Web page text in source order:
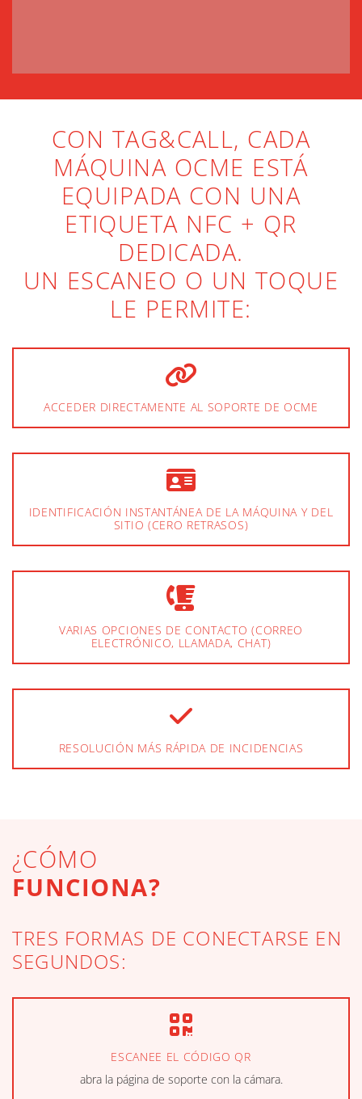
CON TAG&CALL, CADA
MÁQUINA OCME ESTÁ
EQUIPADA CON UNA
ETIQUETA NFC + QR
DEDICADA.
UN ESCANEO O UN TOQUE
LE PERMITE:
ACCEDER DIRECTAMENTE AL SOPORTE DE OCME
IDENTIFICACIÓN INSTANTÁNEA DE LA MÁQUINA Y DEL
SITIO (CERO RETRASOS)
VARIAS OPCIONES DE CONTACTO (CORREO
ELECTRÓNICO, LLAMADA, CHAT)
RESOLUCIÓN MÁS RÁPIDA DE INCIDENCIAS
¿CÓMO
FUNCIONA?
TRES FORMAS DE CONECTARSE EN
SEGUNDOS:
ESCANEE EL CÓDIGO QR
abra la página de soporte con la cámara.